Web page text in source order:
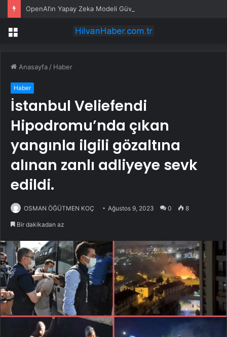
Menü
Anasayfa / Haber
Haber
İstanbul Veliefendi
Hipodromu’nda çıkan
yangınla ilgili gözaltına
alınan zanlı adliyeye sevk
edildi.
OSMAN ÖĞÜTMEN KOÇ Ağustos 9, 2023 0 8
Bir dakikadan az